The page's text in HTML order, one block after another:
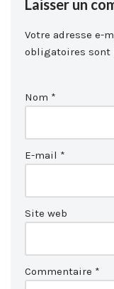
Laisser un
Votre adresse e-
obligatoires sont
Nom *
E-mail *
Site web
Commentaire *